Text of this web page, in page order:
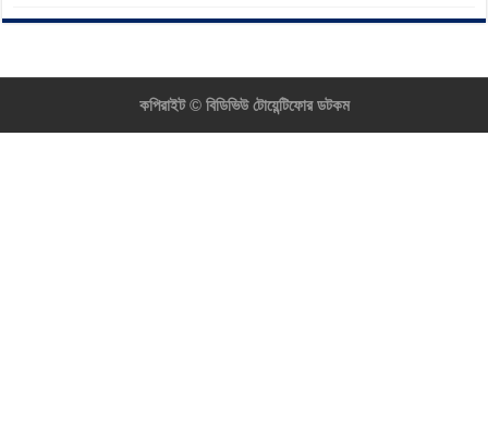
কপিরাইট ©বিডিভিউ টোয়েন্টিফোর ডটকম